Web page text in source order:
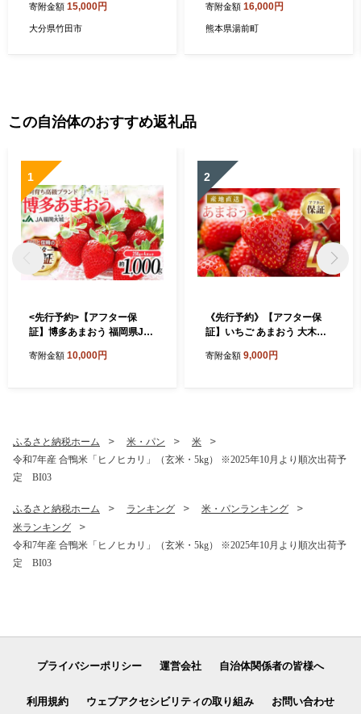
寄附金額 15,000円
大分県竹田市
発送予定】
寄附金額 16,000円
熊本県湯前町
この自治体のおすすめ返礼品
1
<先行予約>【アフター保
証】博多あまおう 福岡県JA
ういちご 1000g（約250g×4
寄附金額 10,000円
2
《先行予約》【アフター保
証】いちご あまおう 大木町
【2027年1月～3月に順次出
寄附金額 9,000円
ふるさと納税ホーム 米・パン
米
令和7年産 合鴨米「ヒノヒカリ」（玄米・5kg） ※2025年10月より順次出荷予
定 BI03
ふるさと納税ホーム ランキング
米・パンランキング
米ランキング
令和7年産 合鴨米「ヒノヒカリ」（玄米・5kg） ※2025年10月より順次出荷予
定 BI03
プライバシーポリシー 運営会社 自治体関係者の皆様へ
利用規約 ウェブアクセシビリティの取り組み お問い合わせ